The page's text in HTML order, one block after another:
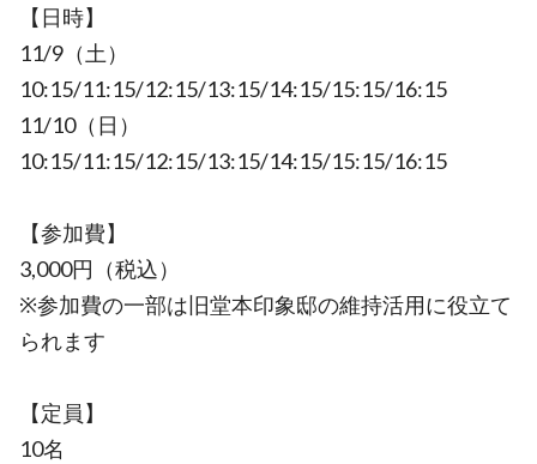
【日時】
11/9（土）
10:15/11:15/12:15/13:15/14:15/15:15/16:15
11/10（日）
10:15/11:15/12:15/13:15/14:15/15:15/16:15
【参加費】
3,000円（税込）
※参加費の一部は旧堂本印象邸の維持活用に役立て
られます
【定員】
10名